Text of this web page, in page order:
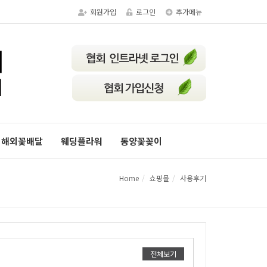
회원가입 로그인 추가메뉴
해외꽃배달 웨딩플라워 동양꽃꽂이
Home 쇼핑몰 사용후기
전체보기